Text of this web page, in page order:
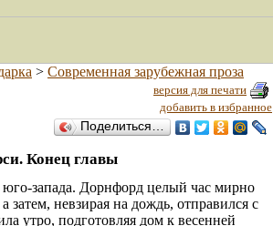
> Современная зарубежная проза
версия для печати
добавить в избранное
Поделиться…
Конец главы
юго-запада. Дорнфорд целый час мирно
затем, невзирая на дождь, отправился с
утро, подготовляя дом к весенней